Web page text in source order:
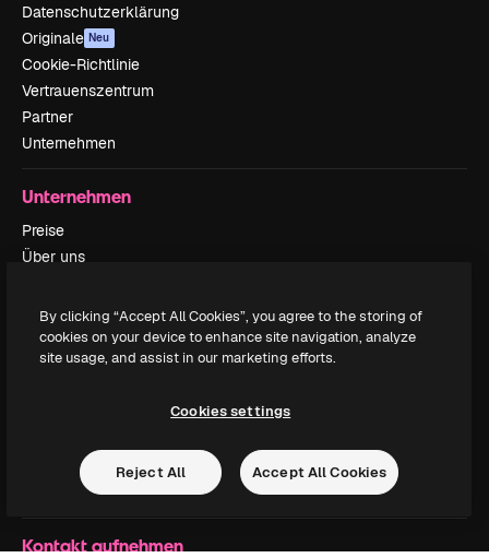
Datenschutzerklärung
Originale Neu
Cookie-Richtlinie
Vertrauenszentrum
Partner
Unternehmen
Unternehmen
Preise
Über uns
Karriere
Suchtrends
Blog
Pressesaal
Suchst du nach magnific.ai
Kontakt aufnehmen
By clicking “Accept All Cookies”, you agree to the storing of
cookies on your device to enhance site navigation, analyze
site usage, and assist in our marketing efforts.
Cookies settings
Reject All Accept All Cookies